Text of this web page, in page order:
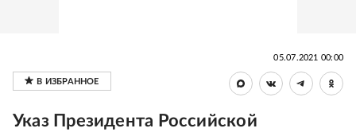
05.07.2021 00:00
Указ Президента Российской